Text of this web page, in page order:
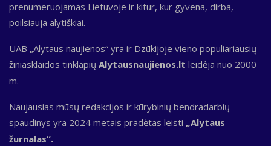
prenumeruojamas Lietuvoje ir kitur, kur gyvena, dirba,
poilsiauja alytiškiai.
UAB „Alytaus naujienos“ yra ir Dzūkijoje vieno populiariausių
žiniasklaidos tinklapių Alytausnaujienos.lt leidėja nuo 2000
m.
Naujausias mūsų redakcijos ir kūrybinių bendradarbių
spaudinys yra 2024 metais pradėtas leisti „Alytaus
žurnalas“.